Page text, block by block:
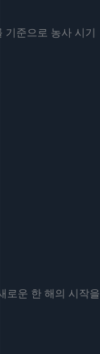
준으로 농사 시기
로운 한 해의 시작을